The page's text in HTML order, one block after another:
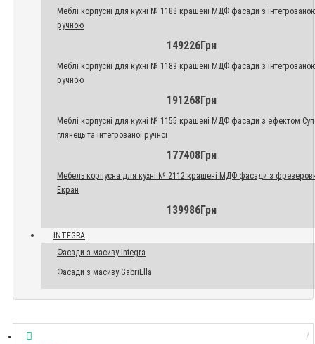
Меблі корпусні для кухні № 1188 крашені МДФ фасади з
ручною
149226Грн
Меблі корпусні для кухні № 1189 крашені МДФ фасади з
ручною
191268Грн
Меблі корпусні для кухні № 1155 крашені МДФ фасади з ефектом
глянець та інтегрованої ручної
177408Грн
Мебель корпусна для кухні № 2112 крашені МДФ фасади з
Екран
139986Грн
INTEGRA
Фасади з масиву Integra
Фасади з масиву GabriElla